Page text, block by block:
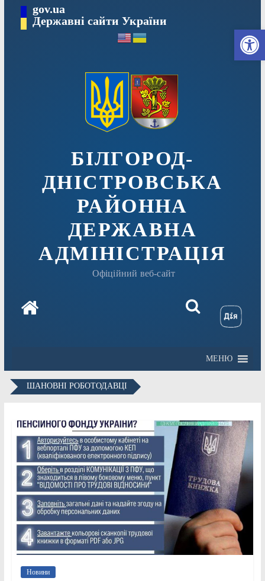
вмісту
gov.ua
Державні сайти України
БІЛГОРОД-
ДНІСТРОВСЬКА
РАЙОННА
ДЕРЖАВНА
АДМІНІСТРАЦІЯ
Офіційний веб-сайт
МЕНЮ
ШАНОВНІ РОБОТОДАВЦІ
Новини